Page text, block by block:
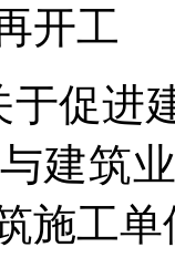
开工
于促进
建筑
施工